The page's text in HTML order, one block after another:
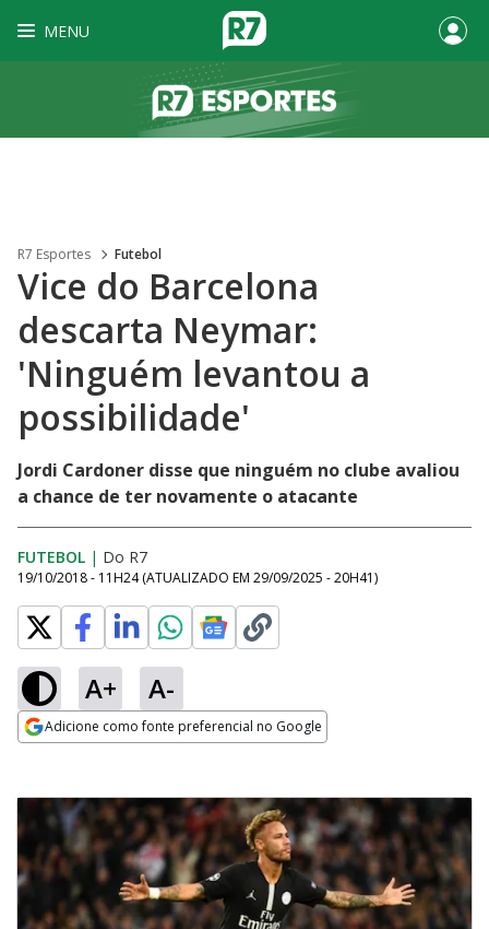
MENU
R7 Esportes Futebol
Vice do Barcelona
descarta Neymar:
'Ninguém levantou a
possibilidade'
Jordi Cardoner disse que ninguém no clube avaliou
a chance de ter novamente o atacante
FUTEBOL | Do R7
19/10/2018 - 11H24 (ATUALIZADO EM 29/09/2025 - 20H41)
A+ A-
Adicione como fonte preferencial no Google